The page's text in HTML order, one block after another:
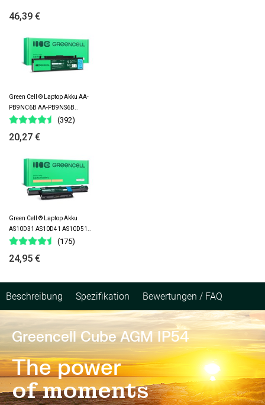
46,39 €
Green Cell ® Laptop Akku AA-
PB9NC6B AA-PB9NS6B..
(392)
20,27 €
Green Cell ® Laptop Akku
AS10D31 AS10D41 AS10D51..
(175)
24,95 €
Beschreibung Spezifikation Bewertungen / FAQ
Greencell Cube AGM IP54
The power
of moments